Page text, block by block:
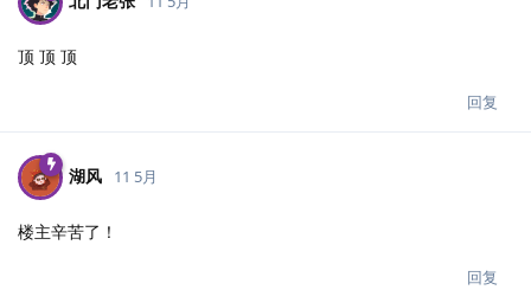
顶 顶 顶
回复
湖风 11 5月
楼主辛苦了！
回复